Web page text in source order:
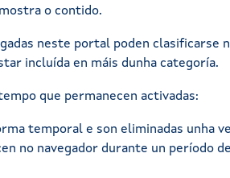
o contido.
neste portal poden clasificarse
incluída en máis dunha categoría.
que permanecen activadas:
temporal e son eliminadas unha
no navegador durante un período